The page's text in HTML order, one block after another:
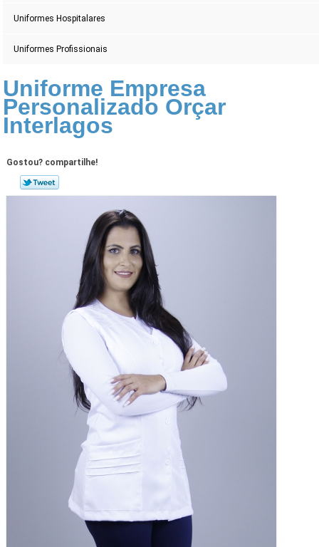
Uniformes Hospitalares
Uniformes Profissionais
Uniforme Empresa
Personalizado Orçar
Interlagos
Gostou? compartilhe!